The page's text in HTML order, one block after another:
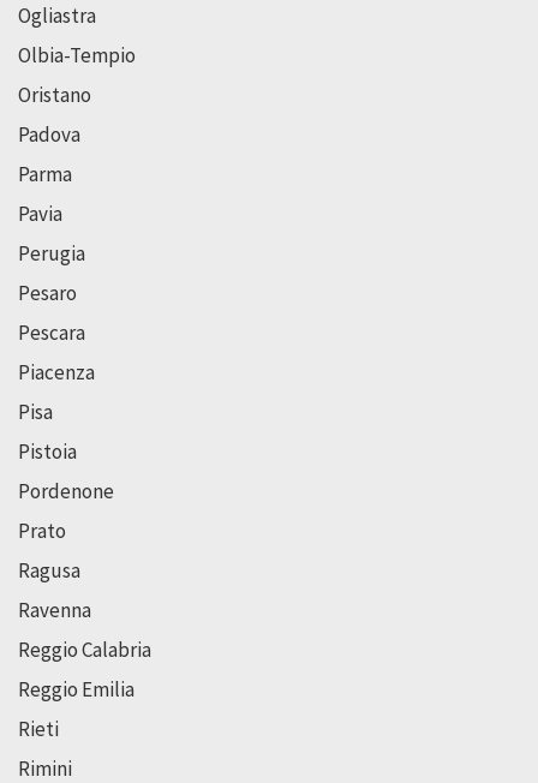
Ogliastra
Olbia-Tempio
Oristano
Padova
Parma
Pavia
Perugia
Pesaro
Pescara
Piacenza
Pisa
Pistoia
Pordenone
Prato
Ragusa
Ravenna
Reggio Calabria
Reggio Emilia
Rieti
Rimini